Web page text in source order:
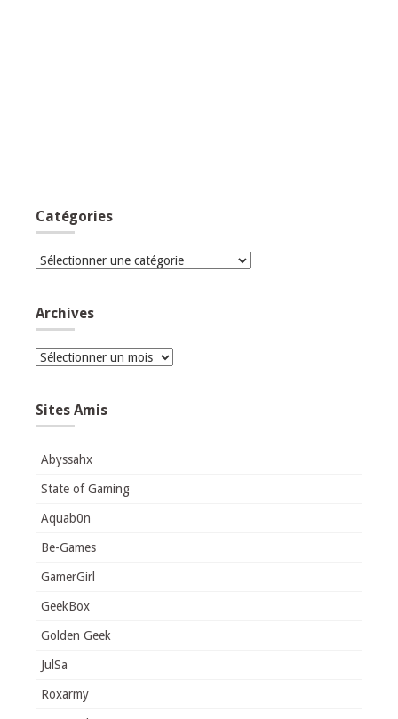
Catégories
Catégories
Archives
Archives
Sites Amis
Abyssahx
State of Gaming
Aquab0n
Be-Games
GamerGirl
GeekBox
Golden Geek
JulSa
Roxarmy